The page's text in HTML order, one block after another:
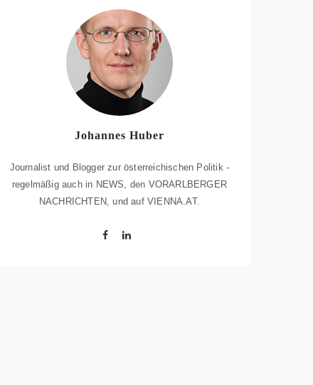
Johannes Huber
Journalist und Blogger zur österreichischen Politik -
regelmäßig auch in NEWS, den VORARLBERGER
NACHRICHTEN, und auf VIENNA.AT.